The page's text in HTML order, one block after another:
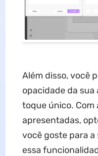
Além disso, você
opacidade da
toque único. Com
apresentadas,
você goste para
essa